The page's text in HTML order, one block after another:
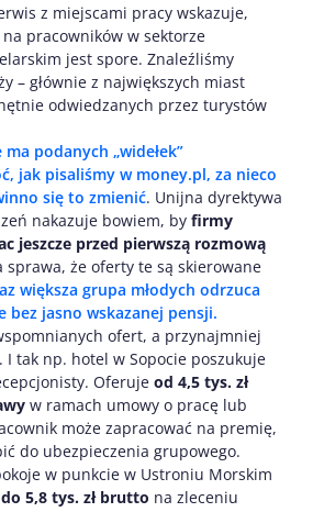
z miejscami pracy wskazuje,
pracowników w sektorze
jest spore. Znaleźliśmy
– głównie z największych miast
odwiedzanych przez turystów
ma podanych „widełek”
jak pisaliśmy w money.pl, za nieco
się to zmienić. Unijna dyrektywa
nakazuje bowiem, by firmy
jeszcze przed pierwszą rozmową
sprawa, że oferty te są skierowane
większa grupa młodych odrzuca
bez jasno wskazanej pensji.
ofert, a przynajmniej
I tak np. hotel w Sopocie poszukuje
Oferuje od 4,5 tys. zł
w ramach umowy o pracę lub
może zapracować na premię,
do ubezpieczenia grupowego.
w punkcie w Ustroniu Morskim
5,8 tys. zł brutto na zleceniu